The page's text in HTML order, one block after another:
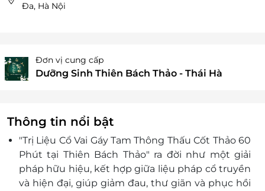
Đa, Hà Nội
Đơn vị cung cấp
Dưỡng Sinh Thiên Bách Thảo - Thái Hà
Thông tin nổi bật
"Trị Liệu Cổ Vai Gáy Tam Thông Thấu Cốt Thảo 60
Phút tại Thiên Bách Thảo" ra đời như một giải
pháp hữu hiệu, kết hợp giữa liệu pháp cổ truyền
và hiện đại, giúp giảm đau, thư giãn và phục hồi